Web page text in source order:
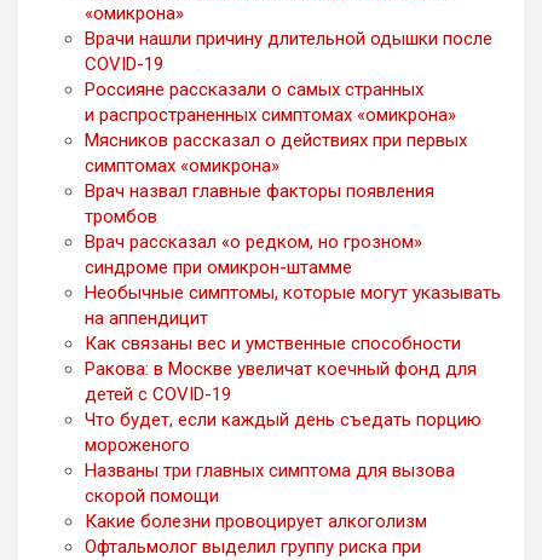
«омикрона»
Врачи нашли причину длительной одышки после
COVID-19
Россияне рассказали о самых странных
и распространенных симптомах «омикрона»
Мясников рассказал о действиях при первых
симптомах «омикрона»
Врач назвал главные факторы появления
тромбов
Врач рассказал «о редком, но грозном»
синдроме при омикрон-штамме
Необычные симптомы, которые могут указывать
на аппендицит
Как связаны вес и умственные способности
Ракова: в Москве увеличат коечный фонд для
детей с COVID-19
Что будет, если каждый день съедать порцию
мороженого
Названы три главных симптома для вызова
скорой помощи
Какие болезни провоцирует алкоголизм
Офтальмолог выделил группу риска при